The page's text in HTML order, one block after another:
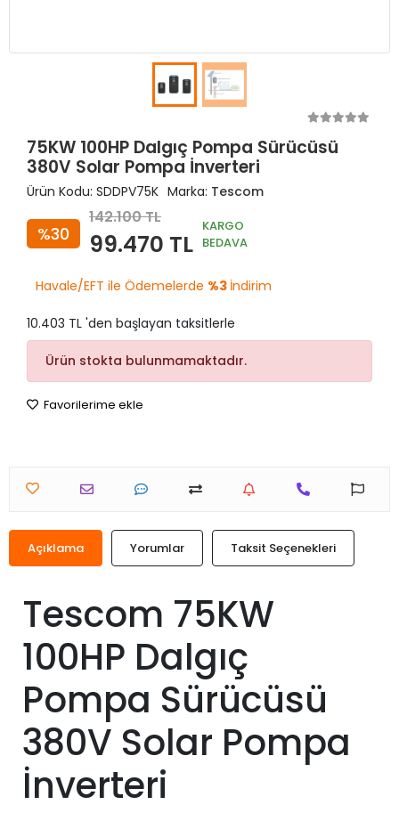
75KW 100HP Dalgıç Pompa Sürücüsü
380V Solar Pompa İnverteri
Ürün Kodu: SDDPV75K Marka: Tescom
%30
142.100 TL
99.470 TL
KARGO
BEDAVA
Havale/EFT ile Ödemelerde %3 İndirim
10.403 TL 'den başlayan taksitlerle
Ürün stokta bulunmamaktadır.
Favorilerime ekle
Açıklama Yorumlar Taksit Seçenekleri
Tescom 75KW
100HP Dalgıç
Pompa Sürücüsü
380V Solar Pompa
İnverteri